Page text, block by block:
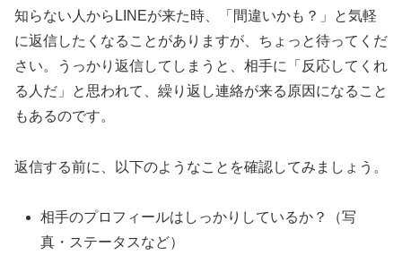
知らない人からLINEが来た時、「間違いかも？」と気軽
に返信したくなることがありますが、ちょっと待ってくだ
さい。うっかり返信してしまうと、相手に「反応してくれ
る人だ」と思われて、繰り返し連絡が来る原因になること
もあるのです。
返信する前に、以下のようなことを確認してみましょう。
相手のプロフィールはしっかりしているか？（写
真・ステータスなど）